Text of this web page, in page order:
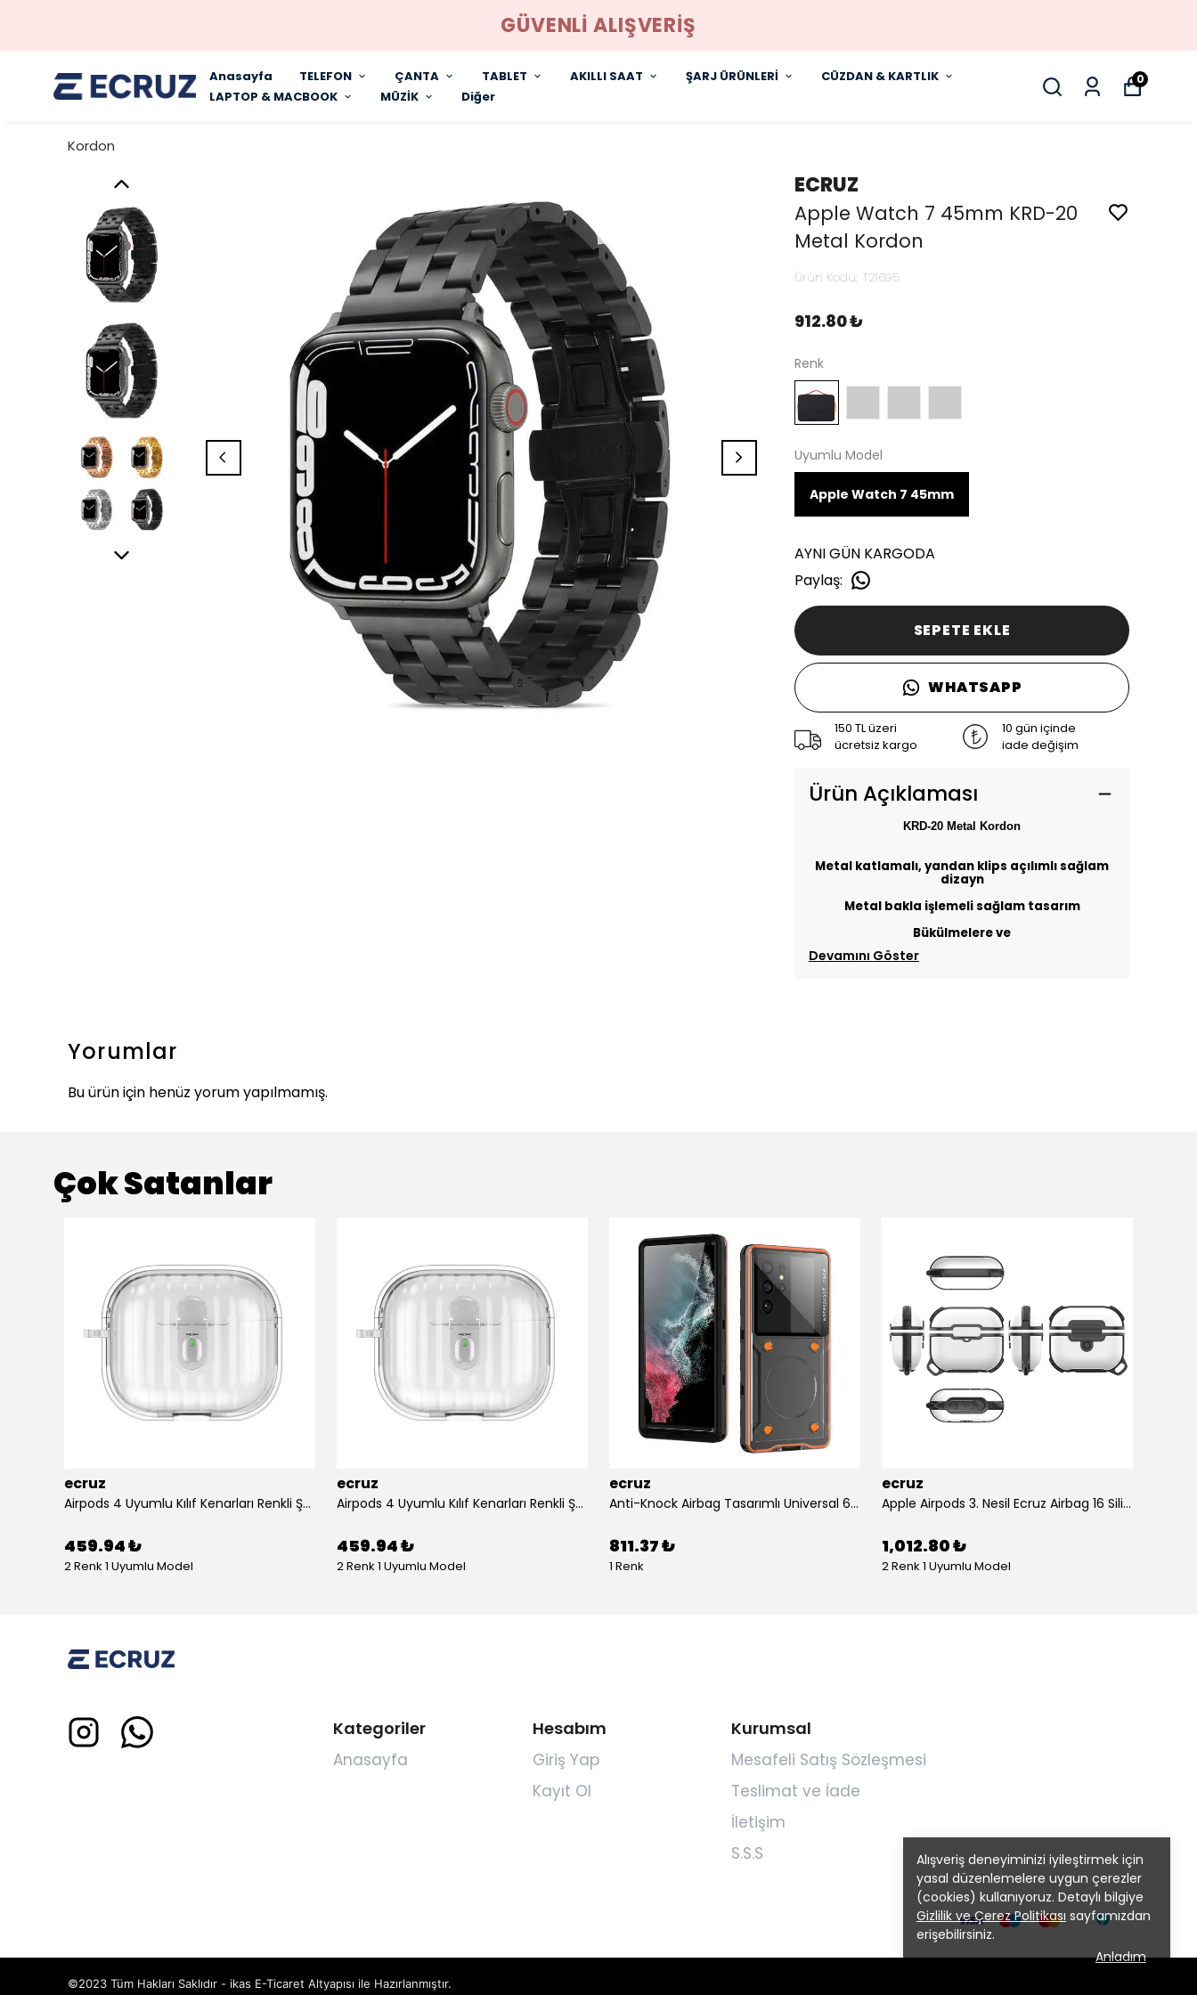
GÜVENLİ ALIŞVERİŞ
Anasayfa TELEFON ÇANTA TABLET AKILLI SAAT ŞARJ ÜRÜNLERİ
CÜZDAN & KARTLIK
LAPTOP & MACBOOK
MÜZİK Diğer
0
Alışveriş deneyiminizi iyileştirmek için
yasal düzenlemelere uygun çerezler
(cookies) kullanıyoruz. Detaylı bilgiye
Gizlilik ve Çerez Politikası sayfamızdan
erişebilirsiniz.
Anladım
Kordon
ECRUZ
Apple Watch 7 45mm KRD-20
Metal Kordon
Ürün Kodu: T21695
912.80 ₺
Renk
Uyumlu Model
Apple Watch 7 45mm
AYNI GÜN KARGODA
Paylaş:
SEPETE EKLE
WHATSAPP
150 TL üzeri
ücretsiz kargo
10 gün içinde
iade değişim
Ürün Açıklaması
KRD-20 Metal Kordon
Metal katlamalı, yandan klips açılımlı sağlam
dizayn
Metal bakla işlemeli sağlam tasarım
Bükülmelere ve
Devamını Göster
Yorumlar
Bu ürün için henüz yorum yapılmamış.
Çok Satanlar
ecruz
Airpods 4 Uyumlu Kılıf Kenarları Renkli Şeffaf Dilimli Silikon Ecruz Airbag 40 Uyumlu Kılıf
459.94 ₺
2 Renk 1 Uyumlu Model
ecruz
Airpods 4 Uyumlu Kılıf Kenarları Renkli Şeffaf Dilimli Silikon Ecruz Airbag 40 Uyumlu Kılıf
459.94 ₺
2 Renk 1 Uyumlu Model
ecruz
Anti-Knock Airbag Tasarımlı Universal 6.9"inç Su Geçirmez Ecruz Voter Kapak
811.37 ₺
1 Renk
ecruz
Apple Airpods 3. Nesil Ecruz Airbag 16 Silikon 1-1 Su Geçirmez Uyumlu Kılıf
1,012.80 ₺
2 Renk 1 Uyumlu Model
Kategoriler
Anasayfa
Hesabım
Giriş Yap
Kayıt Ol
Kurumsal
Mesafeli Satış Sözleşmesi
Teslimat ve İade
İletişim
S.S.S
©2023 Tüm Hakları Saklıdır - ikas E-Ticaret Altyapısı ile Hazırlanmıştır.